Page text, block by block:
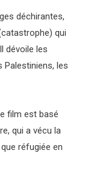
déchirantes,
qui
dévoile les
Palestiniens, les
film est basé
qui a vécu la
réfugiée en